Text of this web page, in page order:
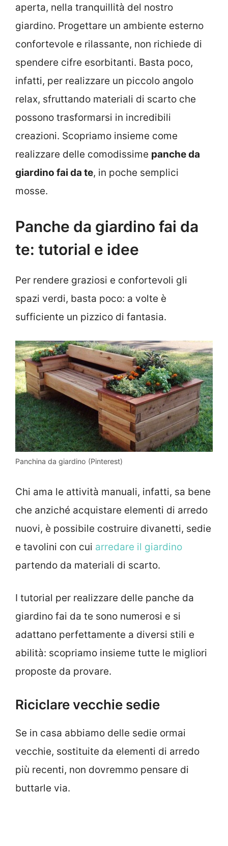
aperta, nella tranquillità del nostro
giardino. Progettare un ambiente esterno
confortevole e rilassante, non richiede di
spendere cifre esorbitanti. Basta poco,
infatti, per realizzare un piccolo angolo
relax, sfruttando materiali di scarto che
possono trasformarsi in incredibili
creazioni. Scopriamo insieme come
realizzare delle comodissime panche da
giardino fai da te, in poche semplici
mosse.
Panche da giardino fai da
te: tutorial e idee
Per rendere graziosi e confortevoli gli
spazi verdi, basta poco: a volte è
sufficiente un pizzico di fantasia.
Panchina da giardino (Pinterest)
Chi ama le attività manuali, infatti, sa bene
che anziché acquistare elementi di arredo
nuovi, è possibile costruire divanetti, sedie
e tavolini con cui arredare il giardino
partendo da materiali di scarto.
I tutorial per realizzare delle panche da
giardino fai da te sono numerosi e si
adattano perfettamente a diversi stili e
abilità: scopriamo insieme tutte le migliori
proposte da provare.
Riciclare vecchie sedie
Se in casa abbiamo delle sedie ormai
vecchie, sostituite da elementi di arredo
più recenti, non dovremmo pensare di
buttarle via.